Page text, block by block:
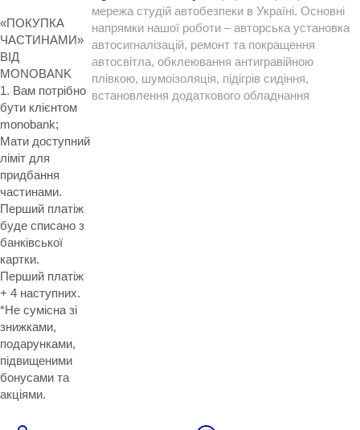
«ПОКУПКА
ЧАСТИНАМИ»
ВІД
MONOBANK
1. Вам потрібно
бути клієнтом
monobank;
Мати доступний
ліміт для
придбання
частинами.
Перший платіж
буде списано з
банківської
картки.
Перший платіж
+ 4 наступних.
*Не сумісна зі
знижками,
подарунками,
підвищеними
бонусами та
акціями.
мережа студій автобезпеки в Україні. Основні
напрямки нашої роботи – авторська установка
автосигналізацій, ремонт та покращення
автосвітла, обклеювання антигравійною
плівкою, шумоізоляція, підігрів сидіння,
встановлення додаткового обладнання